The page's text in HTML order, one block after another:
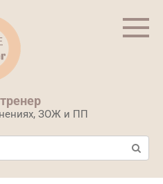
ЗОЖ и ПП